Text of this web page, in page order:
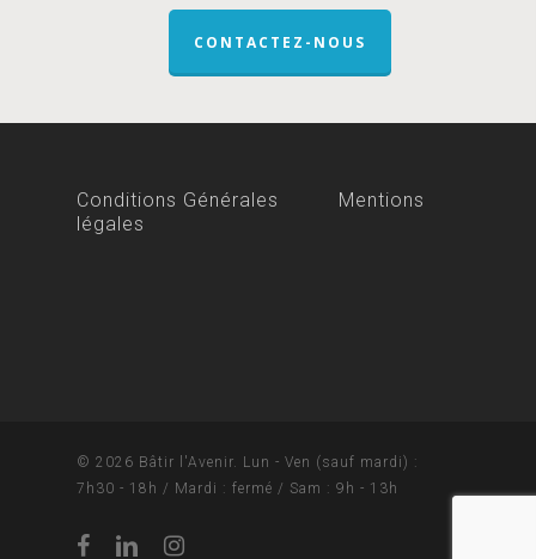
CONTACTEZ-NOUS
Conditions Générales
Mentions
légales
© 2026 Bâtir l'Avenir. Lun - Ven (sauf mardi) :
7h30 - 18h / Mardi : fermé / Sam : 9h - 13h
facebooklinkedininstagram